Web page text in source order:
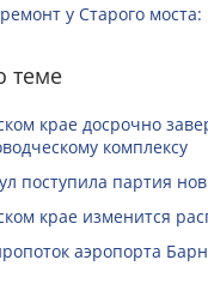
у Старого
теме
крае досрочно
комплексу
поступила партия
крае изменится
аэропорта